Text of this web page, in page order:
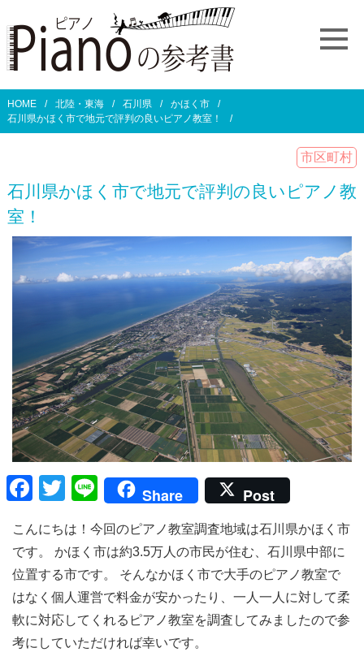
HOME 北陸・東海 石川県
かほく市
石川県かほく市で地元で評判の良いピアノ教室！
市区町村
石川県かほく市で地元で評判の良いピアノ教
室！
F
c
e
b
o
o
T
tt
er
Li
e
Share Post
こんにちは！今回のピアノ教室調査地域は石川県かほく市
です。 かほく市は約3.5万人の市民が住む、石川県中部に
位置する市です。 そんなかほく市で大手のピアノ教室で
はなく個人運営で料金が安かったり、一人一人に対して柔
軟に対応してくれるピアノ教室を調査してみましたので参
考にしていただければ幸いです。